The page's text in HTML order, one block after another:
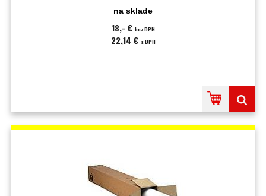
na sklade
18,- € bez DPH
22,14 € s DPH